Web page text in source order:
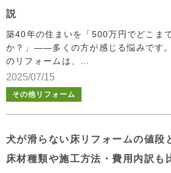
2025/07/15
その他リフォーム
説
築40年の住まいを「500万円でどこま
か？」――多くの方が感じる悩みです
のリフォームは、…
犬が滑らない床リフォームの値段
床材種類や施工方法・費用内訳も